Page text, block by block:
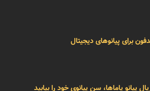
برای پیانوهای دیجیتال
پیانو یاماها، سن پیانوی خود را بیابید